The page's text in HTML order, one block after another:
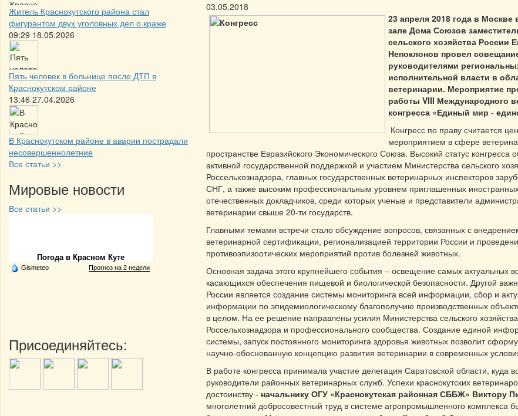
Житель Краснокутского района стал
фигурантом двух уголовных дел о краже
09:29 18.05.2026
Пять человек в больнице после ДТП в
Краснокутском районе
13:46 27.04.2026
В Краснокутском районе в аварии пострадали
несовершеннолетние
Все статьи >>
Мировые новости
Все статьи >>
Погода в Красном Куте
Gismeteo Прогноз на 2 недели
Присоединяйтесь:
03.05.2018
23 апреля 2018 года в Москве
зале Дома Союзов
сельского хозяйства России
Непоклонов провел
руководителями
исполнительной власти в
ветеринарии. Мероприятие
работы VIII Международного
конгресса «Единый мир -
Конгресс по праву считается
мероприятием в сфере
пространстве Евразийского Экономического Союза. Высокий статус конгресса
активной государственной поддержкой и участием Министерства сельского
Россельхознадзора, главных государственных ветеринарных инспекторов
СНГ, а также высоким профессиональным уровнем приглашенных
отечественных докладчиков, среди которых ученые и представители
ветеринарии свыше 20-ти государств.
Главными темами встречи стало обсуждение вопросов, связанных с
ветеринарной сертификации, регионализацией территории России и
противоэпизоотических мероприятий против болезней животных.
Основная задача этого крупнейшего события – освещение самых актуальных
касающихся обеспечения пищевой и биологической безопасности. Другой
России является создание системы мониторинга всей информации, сбор и
информации по эпидемиологическому благополучию производственных
в целом. На ее решение направлены усилия Министерства сельского
Россельхознадзора и профессионального сообщества. Создание единой
системы, запуск постоянного мониторинга здоровья животных позволит
научно-обоснованную концепцию развития ветеринарии в современных
В работе конгресса принимала участие делегация Саратовской области, куда
руководители районных ветеринарных служб. Успехи краснокутских
достоинству - начальнику ОГУ «Краснокутская районная СББЖ» Виктору
многолетний добросовестный труд в системе агропромышленного комплекса